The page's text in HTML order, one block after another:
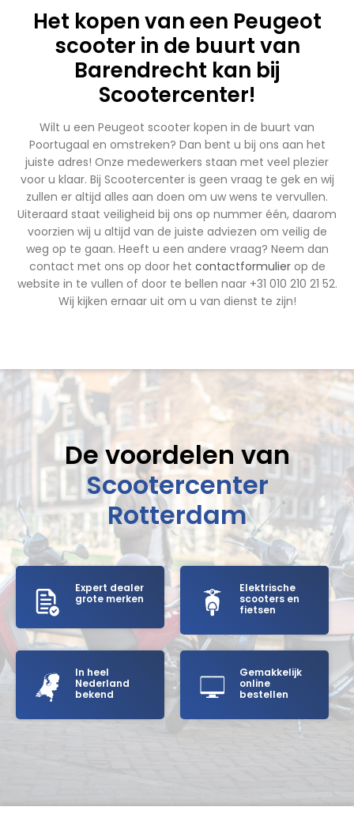
Het kopen van een Peugeot
scooter in de buurt van
Barendrecht kan bij
Scootercenter!
Wilt u een Peugeot scooter kopen in de buurt van
Poortugaal en omstreken? Dan bent u bij ons aan het
juiste adres! Onze medewerkers staan met veel plezier
voor u klaar. Bij Scootercenter is geen vraag te gek en wij
zullen er altijd alles aan doen om uw wens te vervullen.
Uiteraard staat veiligheid bij ons op nummer één, daarom
voorzien wij u altijd van de juiste adviezen om veilig de
weg op te gaan. Heeft u een andere vraag? Neem dan
contact met ons op door het contactformulierop de
website in te vullen of door te bellen naar +31 010 210 21 52.
Wij kijken ernaar uit om u van dienst te zijn!
De voordelen van
Scootercenter
Rotterdam
Expert dealer
grote merken
Elektrische
scooters en
fietsen
In heel
Nederland
bekend
Gemakkelijk
online
bestellen